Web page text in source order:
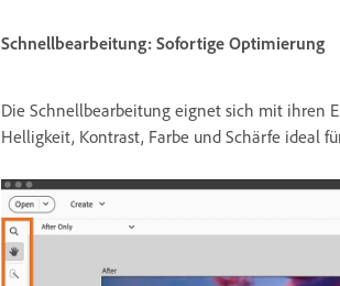
Schnellbearbeitung: Sofortige Optimierung
Die Schnellbearbeitung eignet sich mit ihren
Helligkeit, Kontrast, Farbe und Schärfe ideal